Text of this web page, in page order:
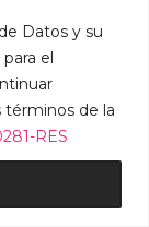
Datos y su
el
términos de la
RES